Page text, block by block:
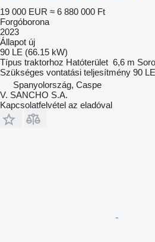
19 000 EUR ≈ 6 880 000 Ft
Forgóborona
2023
Állapot új
90 LE (66.15 kW)
Típus traktorhoz Hatóterület 6,6 m
Szükséges vontatási teljesítmény 90 LE
Spanyolország, Caspe
V. SANCHO S.A.
Kapcsolatfelvétel az eladóval